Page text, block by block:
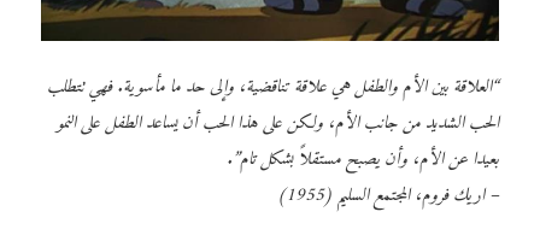
“العلاقة بين الأم والطفل هي علاقة تناقضية، وإلى حد ما مأسوية. فهي تتطلب
الحب الشديد من جانب الأم، ولكن على هذا الحب أن يساعد الطفل على النمو
بعيدا عن الأم، وأن يصبح مستقلاً بشكل تام”.
– اريك فروم، المجتمع السليم (1955)